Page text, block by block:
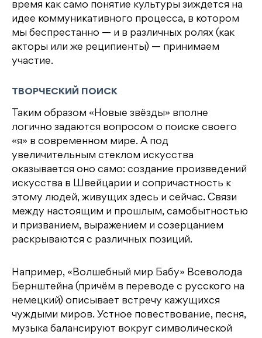
время как само понятие культуры зиждется на
идее коммуникативного процесса, в котором
мы беспрестанно — и в различных ролях (как
акторы или же реципиенты) — принимаем
участие.
ТВОРЧЕСКИЙ ПОИСК
Таким образом «Новые звёзды» вполне
логично задаются вопросом о поиске своего
«я» в современном мире. А под
увеличительным стеклом искусства
оказывается оно само: создание произведений
искусства в Швейцарии и сопричастность к
этому людей, живущих здесь и сейчас. Связи
между настоящим и прошлым, самобытностью
и призванием, выражением и созерцанием
раскрываются с различных позиций.
Например, «Волшебный мир Бабу» Всеволода
Бернштейна (причём в переводе с русского на
немецкий) описывает встречу кажущихся
чуждыми миров. Устное повествование, песня,
музыка балансируют вокруг символической